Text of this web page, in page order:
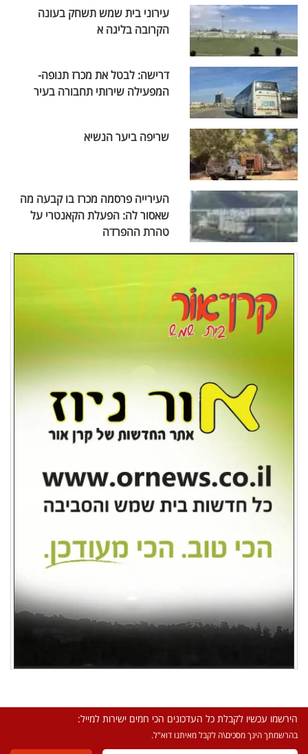
עירוני בית שמש תשחק בעונה
הקרובה בליגה א
דרישה: לבטל את מכרז תנופה-
המפעילה שירותי תחבורה בעיר
שריפה ביער הנשיא
העירייה פרסמה מכרז בו קבעה מה
שאסור לה: הפעלת הקאנטרי על
טהרת ההפרדה
הירשמו עכשיו לקבלת כל העדכונים הכי חמים ישירות למייל:
בהרשמתך הינך מסכים\ה לקבל מאיתנו דוא"ל.